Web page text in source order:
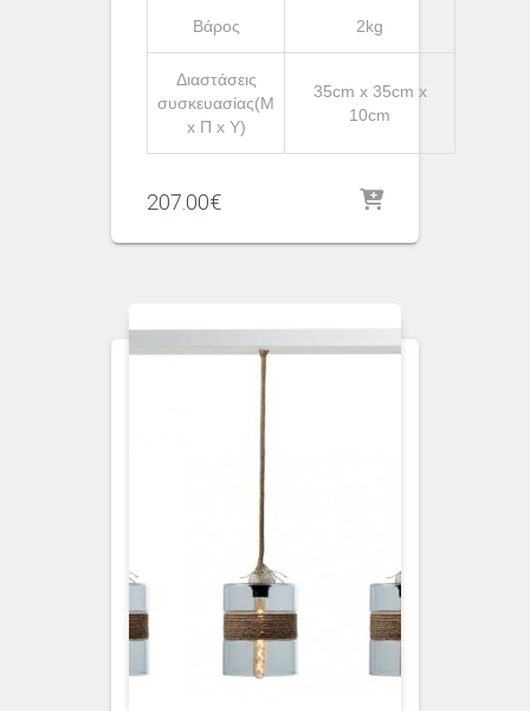
Βάρος 2kg
Διαστάσεις
συσκευασίας(Μ
x Π x Υ)
35cm x 35cm x
10cm
207.00€